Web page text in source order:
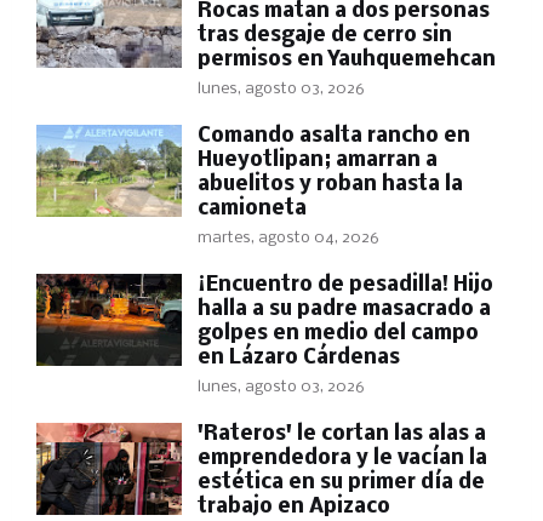
Rocas matan a dos personas
tras desgaje de cerro sin
permisos en Yauhquemehcan
lunes, agosto 03, 2026
Comando asalta rancho en
Hueyotlipan; amarran a
abuelitos y roban hasta la
camioneta
martes, agosto 04, 2026
​¡Encuentro de pesadilla! Hijo
halla a su padre masacrado a
golpes en medio del campo
en Lázaro Cárdenas
lunes, agosto 03, 2026
'Rateros' le cortan las alas a
emprendedora y le vacían la
estética en su primer día de
trabajo en Apizaco